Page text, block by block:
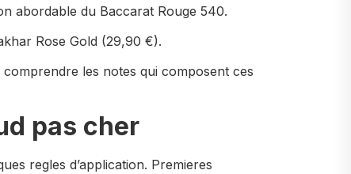
abordable du Baccarat Rouge 540.
Rose Gold (29,90 €).
les notes qui composent ces
pas cher
regles d’application. Premieres